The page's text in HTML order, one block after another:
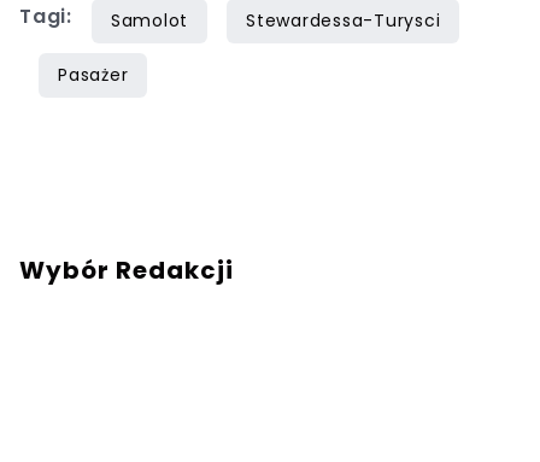
Tagi: Samolot Stewardessa-Turysci
Pasażer
Wybór Redakcji